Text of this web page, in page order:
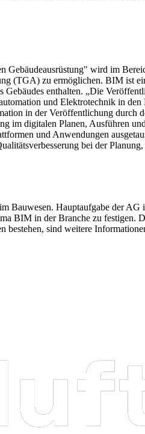
Gebäudeausrüstung" wird im
(TGA) zu ermöglichen. BIM ist
enthalten. „Die
und Elektrotechnik in
in der Veröffentlichung durch
im digitalen Planen, Ausführen
und Anwendungen
bei der
Hauptaufgabe der AG
BIM in der Branche zu
sind weitere